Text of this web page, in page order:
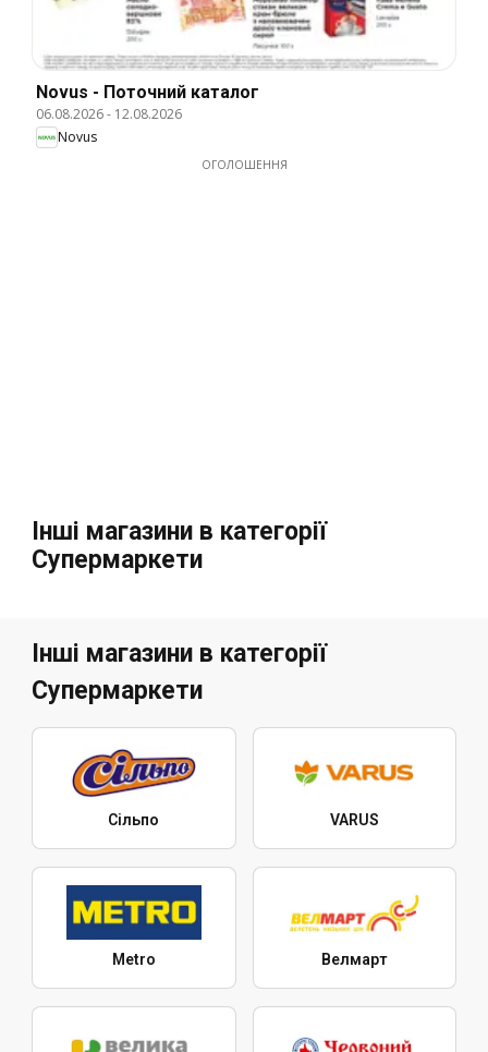
Novus - Поточний каталог
06.08.2026- 12.08.2026
Novus
ОГОЛОШЕННЯ
Інші магазини в категорії
Супермаркети
Інші магазини в категорії
Супермаркети
Сільпо VARUS
Metro Велмарт